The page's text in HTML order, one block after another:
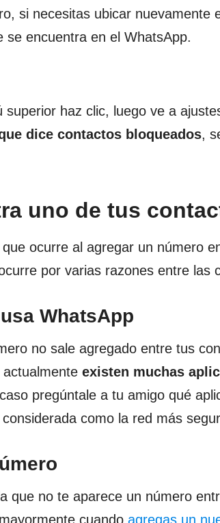
si necesitas ubicar nuevamente
se encuentra en el WhatsApp.
haz clic, luego ve a
dice contactos bloqueados,
uno de tus
ocurre al agregar un número
por varias razones entre las
WhatsApp
no sale agregado entre tus
existen muchas
pregúntale a tu amigo qué
como la red más
que no te aparece un número
cuando agregas un